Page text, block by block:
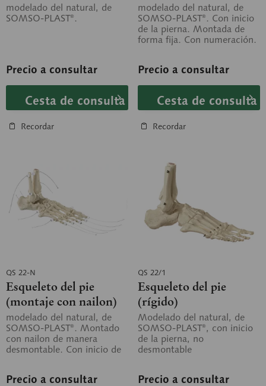
modelado del natural, de
SOMSO-PLAST®.
Precio a consultar
Cesta de consulta
Recordar
modelado del natural, de
SOMSO-PLAST®. Con inicio
de la pierna. Montada de
forma fija. Con numeración.
Precio a consultar
Cesta de consulta
Recordar
QS 22-N
Esqueleto del pie
(montaje con nailon)
modelado del natural, de
SOMSO-PLAST®. Montado
con nailon de manera
desmontable. Con inicio de
Precio a consultar
QS 22/1
Esqueleto del pie
(rígido)
Modelado del natural, de
SOMSO-PLAST®, con inicio
de la pierna, no
desmontable
Precio a consultar